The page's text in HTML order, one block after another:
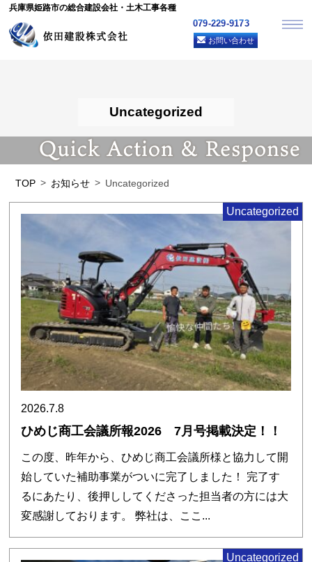
兵庫県姫路市の総合建設会社・土木工事各種
079-229-9173
お問い合わせ
Uncategorized
TOP お知らせ Uncategorized
Uncategorized
2026.7.8
ひめじ商工会議所報2026 7月号掲載決定！！
この度、昨年から、ひめじ商工会議所様と協力して開
始していた補助事業がついに完了しました！ 完了す
るにあたり、後押ししてくださった担当者の方には大
変感謝しております。 弊社は、ここ...
Uncategorized